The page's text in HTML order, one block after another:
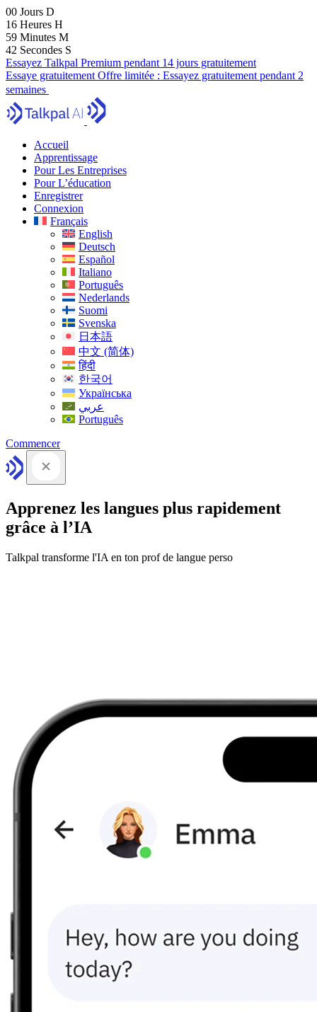
00 Jours D
16 Heures H
59 Minutes M
41 Secondes S
Essayez Talkpal Premium pendant 14 jours gratuitement
Essaye gratuitement Offre limitée : Essayez gratuitement pendant 2
semaines
Accueil
Apprentissage
Pour Les Entreprises
Pour L’éducation
Enregistrer
Connexion
Français
English
Deutsch
Español
Italiano
Português
Nederlands
Suomi
Svenska
日本語
中文 (简体)
हिंदी
한국어
Українська
عربي
Português
Commencer
Apprenez les langues plus rapidement
grâce à l’IA
Talkpal transforme l'IA en ton prof de langue perso